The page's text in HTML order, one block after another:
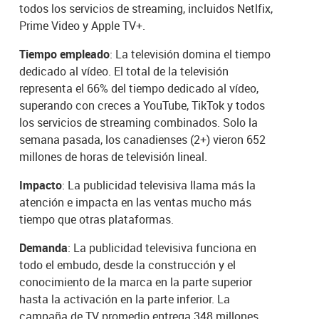
todos los servicios de streaming, incluidos Netlfix,
Prime Video y Apple TV+.
Tiempo empleado: La televisión domina el tiempo
dedicado al vídeo. El total de la televisión
representa el 66% del tiempo dedicado al vídeo,
superando con creces a YouTube, TikTok y todos
los servicios de streaming combinados. Solo la
semana pasada, los canadienses (2+) vieron 652
millones de horas de televisión lineal.
Impacto: La publicidad televisiva llama más la
atención e impacta en las ventas mucho más
tiempo que otras plataformas.
Demanda: La publicidad televisiva funciona en
todo el embudo, desde la construcción y el
conocimiento de la marca en la parte superior
hasta la activación en la parte inferior. La